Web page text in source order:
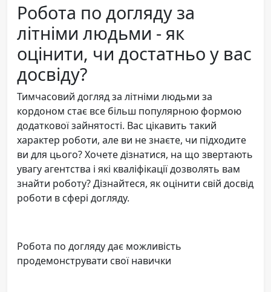
Робота по догляду за
літніми людьми - як
оцінити, чи достатньо у вас
досвіду?
Тимчасовий догляд за літніми людьми за
кордоном стає все більш популярною формою
додаткової зайнятості. Вас цікавить такий
характер роботи, але ви не знаєте, чи підходите
ви для цього? Хочете дізнатися, на що звертають
увагу агентства і які кваліфікації дозволять вам
знайти роботу? Дізнайтеся, як оцінити свій досвід
роботи в сфері догляду.
Робота по догляду дає можливість
продемонструвати свої навички